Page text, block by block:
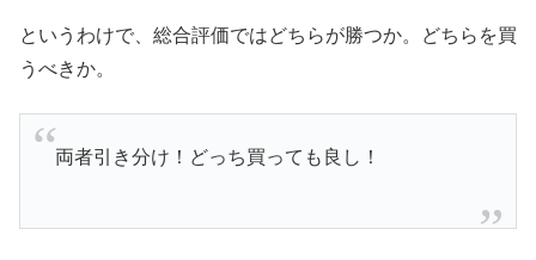
というわけで、総合評価ではどちらが勝つか。どちらを買
うべきか。
両者引き分け！どっち買っても良し！